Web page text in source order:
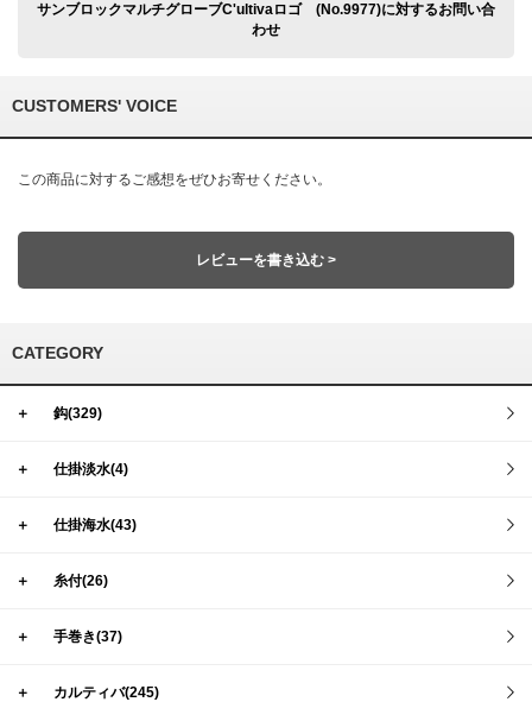
サンブロックマルチグローブC'ultivaロゴ (No.9977)に対するお問い合
わせ
CUSTOMERS' VOICE
この商品に対するご感想をぜひお寄せください。
レビューを書き込む >
CATEGORY
＋ 鈎(329)
＋ 仕掛淡水(4)
＋ 仕掛海水(43)
＋ 糸付(26)
＋ 手巻き(37)
＋ カルティバ(245)